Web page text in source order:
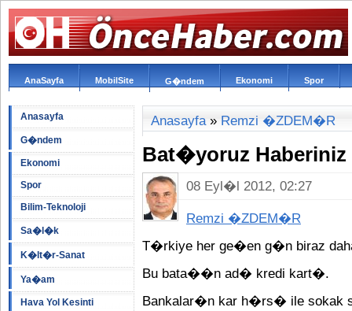
AnaSayfa MobilSite G�ndem Ekonomi Spor
Anasayfa
G�ndem
Ekonomi
Spor
Bilim-Teknoloji
Sa�l�k
K�lt�r-Sanat
Ya�am
Hava Yol Kesinti
Anasayfa» Remzi �ZDEM�R
Bat�yoruz
08 Eyl�l 2012, 02:27
Remzi �ZDEM�R
T�rkiye her ge�en g�n biraz
Bu bata��n ad� kredi kart�.
Bankalar�n kar h�rs� ile sokak